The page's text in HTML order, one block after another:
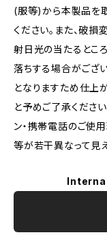
(服等)から本製品を
ください。また、破
射日光の当たるとこ
落ちする場合がご
となりますため仕上
と予めご了承くださ
ン・携帯電話のご使
等が若干異なって見